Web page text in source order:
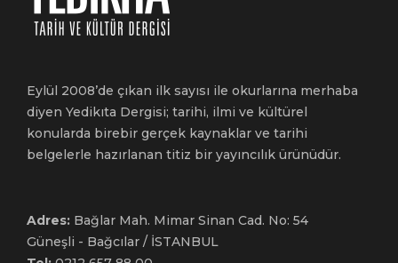
Eylül 2008’de çıkan ilk sayısı ile okurlarına merhaba
diyen Yedikıta Dergisi; tarihi, ilmi ve kültürel
konularda birebir gerçek kaynaklar ve tarihi
belgelerle hazırlanan titiz bir yayıncılık ürünüdür.
Adres: Bağlar Mah. Mimar Sinan Cad. No: 54
Güneşli - Bağcılar / İSTANBUL